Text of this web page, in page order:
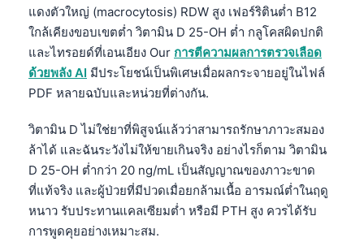
แดงตัวใหญ่ (macrocytosis) RDW สูง เฟอร์ริตินต่ำ B12
ใกล้เคียงขอบเขตต่ำ วิตามิน D 25-OH ต่ำ กลูโคสผิดปกติ
และไทรอยด์ที่เอนเอียง Our การตีความผลการตรวจเลือด
ด้วยพลัง AI มีประโยชน์เป็นพิเศษเมื่อผลกระจายอยู่ในไฟล์
PDF หลายฉบับและหน่วยที่ต่างกัน.
วิตามิน D ไม่ใช่ยาที่พิสูจน์แล้วว่าสามารถรักษาภาวะสมอง
ล้าได้ และฉันระวังไม่ให้ขายเกินจริง อย่างไรก็ตาม วิตามิน
D 25-OH ต่ำกว่า 20 ng/mL เป็นสัญญาณของภาวะขาด
ที่แท้จริง และผู้ป่วยที่มีปวดเมื่อยกล้ามเนื้อ อารมณ์ต่ำในฤดู
หนาว รับประทานแคลเซียมต่ำ หรือมี PTH สูง ควรได้รับ
การพูดคุยอย่างเหมาะสม.
Кыргызча
Татар теле
Беларуская мова
Esperanto
Ślōnskŏ gŏdka
Norsk bokmål